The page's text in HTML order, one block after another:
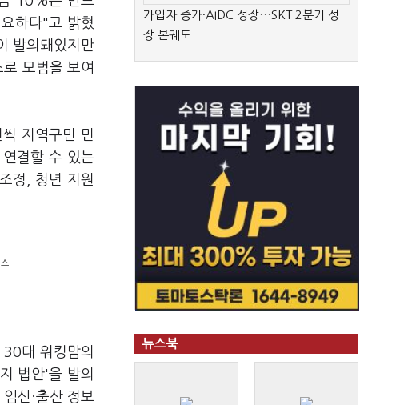
하다"고 밝혔
발의돼있지만
모범을 보여
지역구민 민
결할 수 있는
정, 청년 지원
대 워킹맘의
법안'을 발의
신·출산 정보
가입자 증가·AIDC 성장…SKT 2분기 성
장 본궤도
뉴스북